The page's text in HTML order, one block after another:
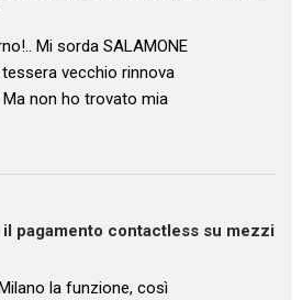
Mi sorda SALAMONE
tessera vecchio rinnova
non ho trovato mia
pagamento contactless su mezzi
la funzione, così